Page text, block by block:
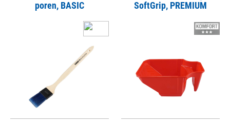
poren, BASIC
SoftGrip, PREMIUM